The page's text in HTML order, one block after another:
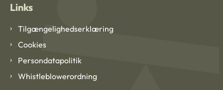
Links
Tilgængelighedserklæring
Cookies
Persondatapolitik
Whistleblowerordning